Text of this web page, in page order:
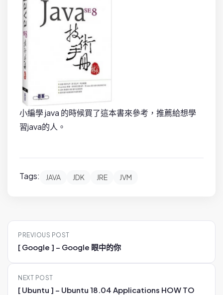
小編學 java 的時候買了這本書來參考，推薦給想學
習java的人。
Tags: JAVA JDK JRE JVM
P
t
PREVIOUS POST
[ Google ] – Google 眼中的你
NEXT POST
[ Ubuntu ] – Ubuntu 18.04 Applications HOW TO